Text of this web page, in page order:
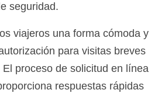
seguridad.
viajeros una forma cómoda y
para visitas breves
proceso de solicitud en línea
respuestas rápidas